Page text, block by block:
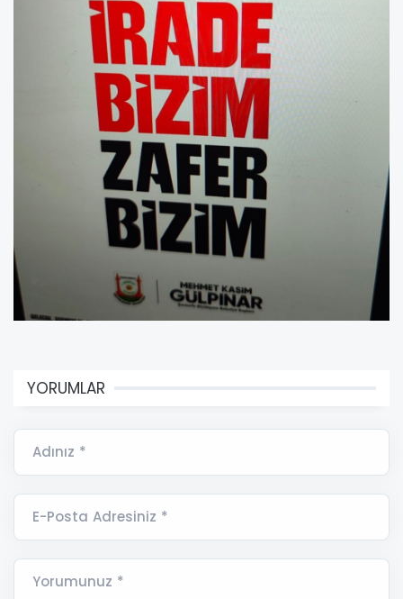
YORUMLAR
Adınız *
E-Posta Adresiniz *
Yorumunuz *